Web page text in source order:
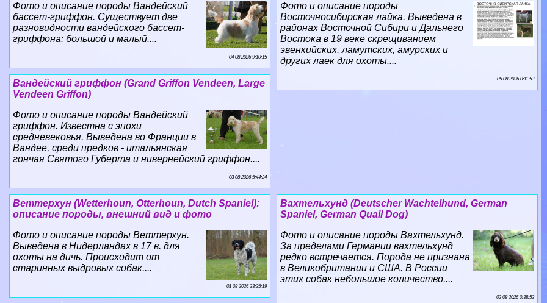
Фото и описание породы
Восточносибирская лайка. Выведена в
районах Восточной Сибири и Дальнего
Востока в 19 веке скрещиванием
эвенкийских, ламутских, амурских и
других лаек для охоты....
05 08 2026 0:11:53
Фото и описание породы Вандейский
бассет-гриффон. Существует две
разновидности вандейского бассет-
гриффона: большой и малый....
04 08 2026 9:10:15
Вандейский гриффон (Grand Griffon Vendeen, Large
Vendeen Griffon)
Фото и описание породы Вандейский
гриффон. Известна с эпохи
средневековья. Выведена во Франции в
Вандее, среди предков - итальянская
гончая Святого Губерта и нивернейский гриффон....
03 08 2026 5:44:24
Вахтельхунд (Deutscher Wachtelhund, German
Spaniel, German Quail Dog)
Фото и описание породы Вахтельхунд.
За пределами Германии вахтельхунд
редко встречается. Порода не признана
в Великобритании и США. В России
этих собак небольшое количество....
02 08 2026 0:38:52
Веттерхун (Wetterhoun, Otterhoun, Dutch Spaniel):
описание породы, внешний вид и фото
Фото и описание породы Веттерхун.
Выведена в Нидерландах в 17 в. для
охоты на дичь. Происходит от
старинных выдровых собак....
01 08 2026 23:25:19